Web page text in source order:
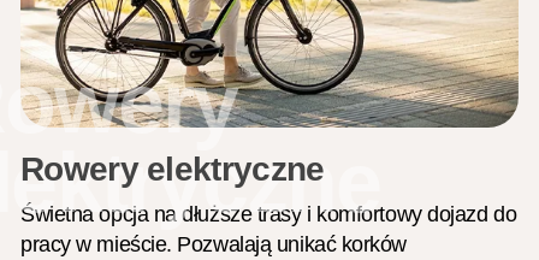
Rowery elektryczne
Świetna opcja na dłuższe trasy i komfortowy dojazd do
pracy w mieście. Pozwalają unikać korków